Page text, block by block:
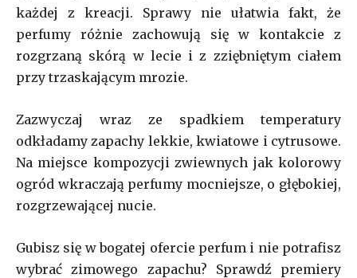
każdej z kreacji. Sprawy nie ułatwia fakt, że
perfumy różnie zachowują się w kontakcie z
rozgrzaną skórą w lecie i z zziębniętym ciałem
przy trzaskającym mrozie.
Zazwyczaj wraz ze spadkiem temperatury
odkładamy zapachy lekkie, kwiatowe i cytrusowe.
Na miejsce kompozycji zwiewnych jak kolorowy
ogród wkraczają perfumy mocniejsze, o głębokiej,
rozgrzewającej nucie.
Gubisz się w bogatej ofercie perfum i nie potrafisz
wybrać zimowego zapachu? Sprawdź premiery